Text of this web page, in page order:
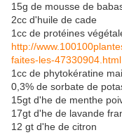
15g de mousse de
2cc d'huile de cade
1cc de protéines
http://
faites-les-47330904.html
1cc de phytokératine
0,3% de sorbate de
15gt d'he de menthe
17gt d'he de lavande
12 gt d'he de citron